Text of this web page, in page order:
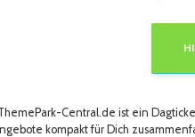
Central.de ist ein
kompakt für Dich